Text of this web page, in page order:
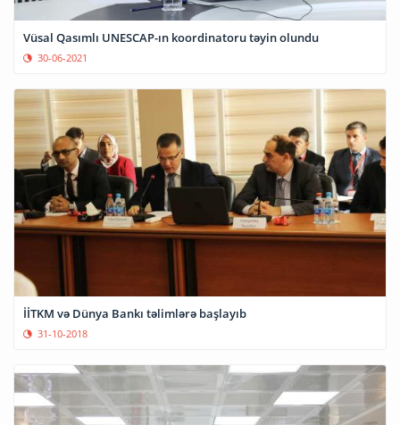
Vüsal Qasımlı UNESCAP-ın koordinatoru təyin olundu
30-06-2021
İİTKM və Dünya Bankı təlimlərə başlayıb
31-10-2018